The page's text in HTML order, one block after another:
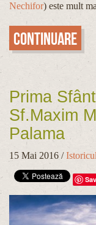
Nechifor) este mult
Continuare
Prima
Sf.Maxim
Palama
15 Mai 2016 /